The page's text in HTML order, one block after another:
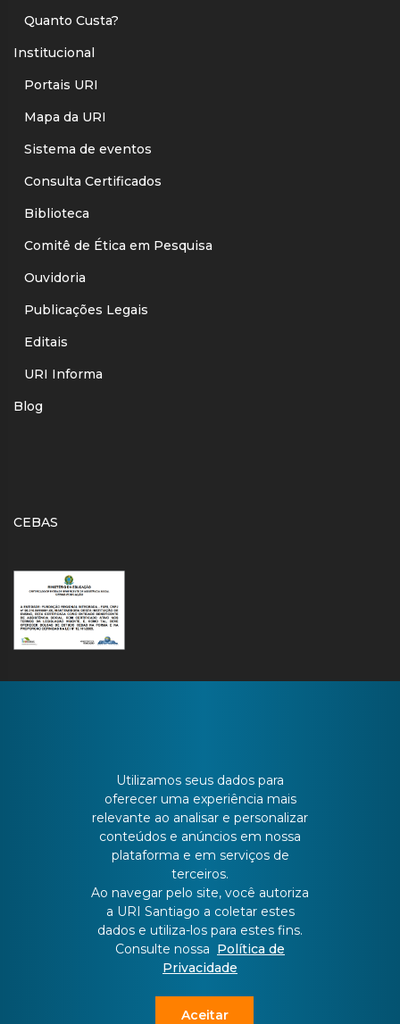
Quanto Custa?
Institucional
Portais URI
Mapa da URI
Sistema de eventos
Consulta Certificados
Biblioteca
Comitê de Ética em Pesquisa
Ouvidoria
Publicações Legais
Editais
URI Informa
Blog
CEBAS
Batista Bonoto Sobrinho, 733
atendimento@urisantiago.br
Utilizamos seus dados para
oferecer uma experiência mais
relevante ao analisar e personalizar
conteúdos e anúncios em nossa
plataforma e em serviços de
terceiros.
Ao navegar pelo site, você autoriza
a URI Santiago a coletar estes
dados e utiliza-los para estes fins.
Consulte nossa Política de
Privacidade
Aceitar